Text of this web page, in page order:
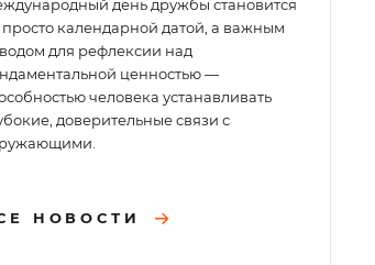
день дружбы становится
просто календарной датой, а важным
для рефлексии над
ценностью —
человека устанавливать
доверительные связи с
НОВОСТИ